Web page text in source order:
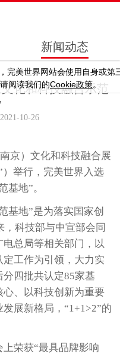
完美世界网站会使用自身或第
阅读我们的Cookie政策。
新闻动态
化和科技融合示范
10-26
京）文化和科技融合展
）举行，完美世界入选
基地”。
基地”是为落实国家创
，科技部与中宣部会同
总局等相关部门，以
工作为引领，大力实
四批共认定85家基
、以科技创新为重要
展新格局，“1+1>2”的
荣获“最具品牌影响